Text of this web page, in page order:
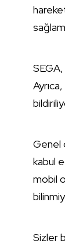
Genel
kabul
mobil
Sizler